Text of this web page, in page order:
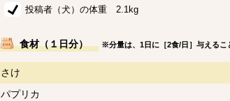
投稿者（犬）の体重 2.1kg
食材（１日分） ※分量は、1日に［2食/日］与えるこ
さけ
パプリカ